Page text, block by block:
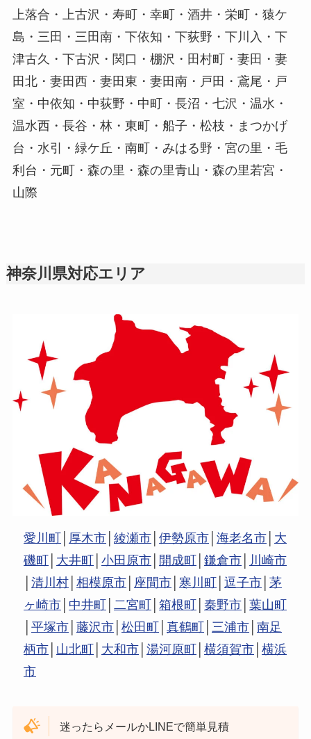
上落合・上古沢・寿町・幸町・酒井・栄町・猿ケ
島・三田・三田南・下依知・下荻野・下川入・下
津古久・下古沢・関口・棚沢・田村町・妻田・妻
田北・妻田西・妻田東・妻田南・戸田・鳶尾・戸
室・中依知・中荻野・中町・長沼・七沢・温水・
温水西・長谷・林・東町・船子・松枝・まつかげ
台・水引・緑ケ丘・南町・みはる野・宮の里・毛
利台・元町・森の里・森の里青山・森の里若宮・
山際
神奈川県対応エリア
愛川町 厚木市 │綾瀬市 │伊勢原市 │海老名市 大
磯町
大井町 │小田原市 開成町 │鎌倉市
川崎市
│清川村 │相模原市 座間市 │寒川町 │逗子市 │茅
ヶ崎市 中井町 │二宮町 │箱根町 秦野市 │葉山町
│平塚市 │藤沢市 │松田町 │真鶴町 │三浦市 │南足
柄市 山北町 大和市 │湯河原町 │横須賀市 │横浜
市
迷ったらメールかLINEで簡単見積